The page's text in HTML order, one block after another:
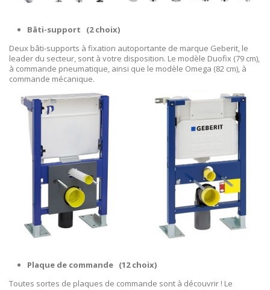
Bâti-support (2 choix)
Deux bâti-supports à fixation autoportante de marque Geberit, le
leader du secteur, sont à votre disposition. Le modèle Duofix (79 cm),
à commande pneumatique, ainsi que le modèle Omega (82 cm), à
commande mécanique.
Plaque de commande (12 choix)
Toutes sortes de plaques de commande sont à découvrir ! Le